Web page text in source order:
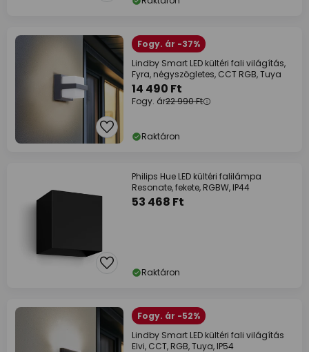
Fogy. ár -37%
Lindby Smart LED kültéri fali világítás,
Fyra, négyszögletes, CCT RGB, Tuya
14 490 Ft
Fogy. ár22 990 Ft
Raktáron
Philips Hue LED kültéri falilámpa
Resonate, fekete, RGBW, IP44
53 468 Ft
Raktáron
Fogy. ár -52%
Lindby Smart LED kültéri fali világítás
Elvi, CCT, RGB, Tuya, IP54